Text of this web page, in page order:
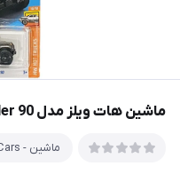
ماشین هات ویلز مدل Land Rover Defender 90
ماشین - Cars